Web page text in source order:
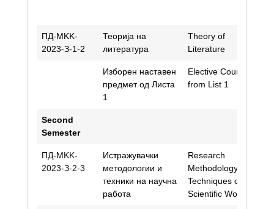
ПД-МKK-
2023-З-1-2
Теорија на
литература
Theory of
Literature
Изборен наставен
предмет од Листа
1
Elective Course
from List 1
Second
Semester
ПД-МKK-
2023-З-2-3
Истражувачки
методологии и
техники на научна
работа
Research
Methodology and
Techniques of
Scientific Work